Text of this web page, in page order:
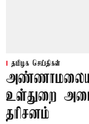
தமிழக செய்திகள்
உள்துறை
தரிசனம்